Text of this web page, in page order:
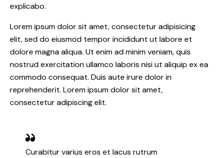
explicabo.
Lorem ipsum dolor sit amet, consectetur adipisicing
elit, sed do eiusmod tempor incididunt ut labore et
dolore magna aliqua. Ut enim ad minim veniam, quis
nostrud exercitation ullamco laboris nisi ut aliquip ex ea
commodo consequat. Duis aute irure dolor in
reprehenderit. Lorem ipsum dolor sit amet,
consectetur adipiscing elit.
Curabitur varius eros et lacus rutrum